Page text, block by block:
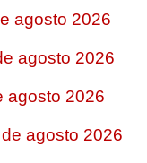
agosto 2026
agosto 2026
agosto 2026
agosto 2026